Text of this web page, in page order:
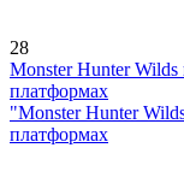
28
Monster Hunter
платформах
"Monster Hunter
платформах